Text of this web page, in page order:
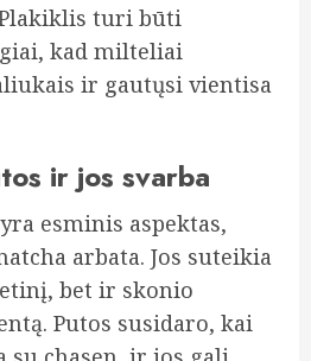
turi būti
kad milteliai
ir gautųsi vientisa
ir jos svarba
esminis aspektas,
arbata. Jos suteikia
bet ir skonio
Putos susidaro, kai